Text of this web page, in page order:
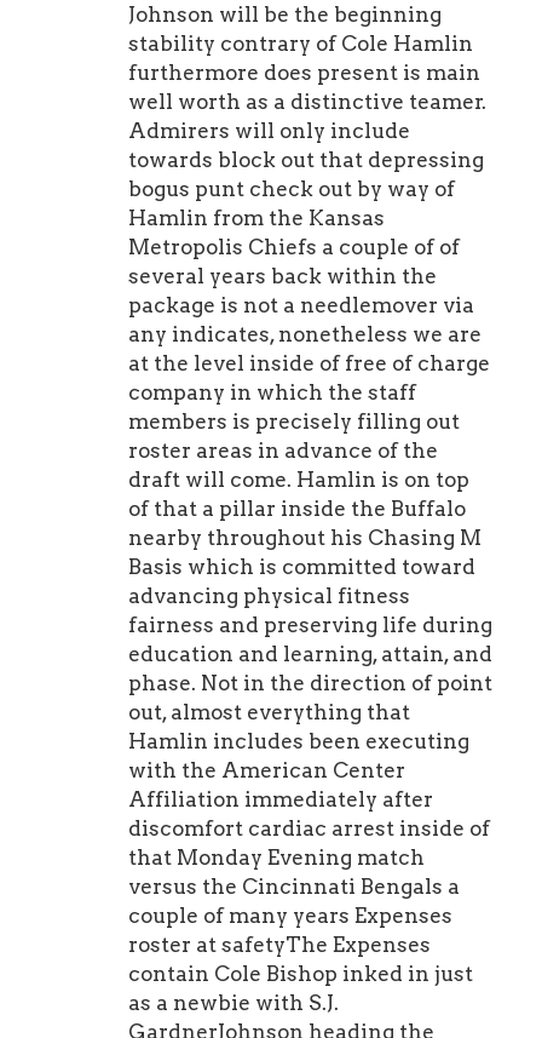
Bãi Mạn Thái: Bãi cát trải dài,
sóng gợn nhẹ thích hợp nhất
cho người mới bắt đầu.
Bãi Rạng & Bãi Bụt: Nằm sâu
hơn về phía bán đảo, nước biển
trong vắt nhìn rõ từng dải đá
ngầm.
Khu vực Hòn Sub: Tọa độ lý
tưởng cách bờ tầm 500m để bạn
dừng ván lặn ngắm san hô. Nếu
có ý định ngắm mặt trời mọc
lúc 5h00 sáng, việc chủ động
đặt vé chèo SUP Đà Nẵng từ
hôm trước là bắt buộc. Nhóm
bạn đi đông có thể đặt kèm
dịch vụ thuê xe du lịch Đà
Nẵng đưa đón tận nơi lúc 4h30
sáng để kịp ra bãi Mạn Thái
bắt trọn khoảnh khắc bình
minh.
4. Chuẩn Bị Trang Phục Và Hành
Trang Cần Thiết
Việc chuẩn bị trang phục gọn gàng
giúp bạn vận động thoải mái hơn
nhiều khi ở dưới nước. Hãy ưu tiên
các bộ đồ bơi ôm sát, áo tay dài
chống nắng hoặc quần short thể
thao mau khô. Ánh nắng phản
chiếu trên mặt biển rất gắt vào sáng
muộn hoặc chiều tà. Bạn nên thoa
kem chống nắng chống nước trước
khi xuống biển khoảng 20 phút.
Nếu mang theo kính râm, hãy gắn
thêm sợi dây đeo cố định sau gáy để
Johnson will be the beginning
stability contrary of Cole Hamlin
furthermore does present is main
well worth as a distinctive teamer.
Admirers will only include
towards block out that depressing
bogus punt check out by way of
Hamlin from the Kansas
Metropolis Chiefs a couple of of
several years back within the
package is not a needlemover via
any indicates, nonetheless we are
at the level inside of free of charge
company in which the staff
members is precisely filling out
roster areas in advance of the
draft will come. Hamlin is on top
of that a pillar inside the Buffalo
nearby throughout his Chasing M
Basis which is committed toward
advancing physical fitness
fairness and preserving life during
education and learning, attain, and
phase. Not in the direction of point
out, almost everything that
Hamlin includes been executing
with the American Center
Affiliation immediately after
discomfort cardiac arrest inside of
that Monday Evening match
versus the Cincinnati Bengals a
couple of many years Expenses
roster at safetyThe Expenses
contain Cole Bishop inked in just
as a newbie with S.J.
GardnerJohnson heading the